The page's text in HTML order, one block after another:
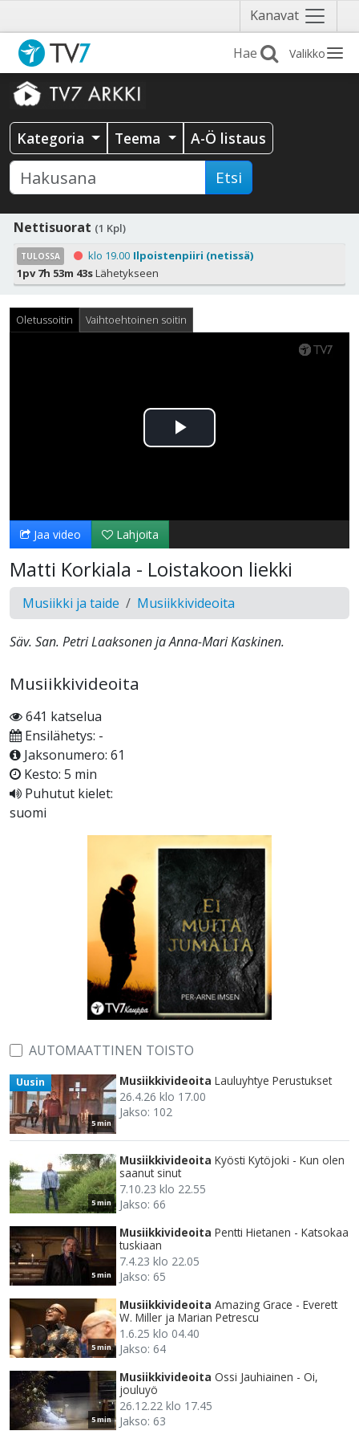
Kanavat Näytä
valikko
Valikko
Kategoria Teema A-Ö listaus
Etsi
Nettisuorat (1 Kpl)
TULOSSA klo 19.00 Ilpoistenpiiri (netissä)
1pv 7h 53m 43sLähetykseen
Oletussoitin Vaihtoehtoinen soitin
Toista
Jaa video Lahjoita
Matti Korkiala - Loistakoon liekki
Musiikki ja taide Musiikkivideoita
Säv. San. Petri Laaksonen ja Anna-Mari Kaskinen.
Musiikkivideoita
641 katselua
Ensilähetys: -
Jaksonumero: 61
Kesto: 5 min
Puhutut kielet:
suomi
AUTOMAATTINEN TOISTO
5 min
Uusin Musiikkivideoita Lauluyhtye Perustukset
26.4.26 klo 17.00
Jakso: 102
5 min
Musiikkivideoita Kyösti Kytöjoki - Kun olen
saanut sinut
7.10.23 klo 22.55
Jakso: 66
5 min
Musiikkivideoita Pentti Hietanen - Katsokaa
tuskiaan
7.4.23 klo 22.05
Jakso: 65
5 min
Musiikkivideoita Amazing Grace - Everett
W. Miller ja Marian Petrescu
1.6.25 klo 04.40
Jakso: 64
5 min
Musiikkivideoita Ossi Jauhiainen - Oi,
jouluyö
26.12.22 klo 17.45
Jakso: 63